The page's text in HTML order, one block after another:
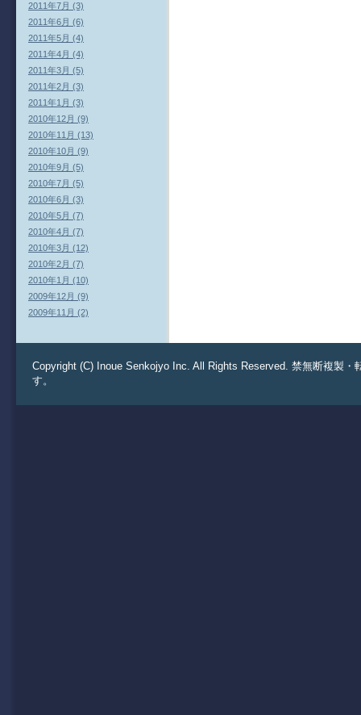
2011年7月 (3)
2011年6月 (6)
2011年5月 (4)
2011年4月 (4)
2011年3月 (5)
2011年2月 (3)
2011年1月 (3)
2010年12月 (9)
2010年11月 (13)
2010年10月 (9)
2010年9月 (5)
2010年7月 (5)
2010年6月 (3)
2010年5月 (7)
2010年4月 (7)
2010年3月 (12)
2010年2月 (7)
2010年1月 (10)
2009年12月 (9)
2009年11月 (2)
Copyright (C) Inoue Senkojyo Inc. All Rights Reserved. 禁無断複製
す。